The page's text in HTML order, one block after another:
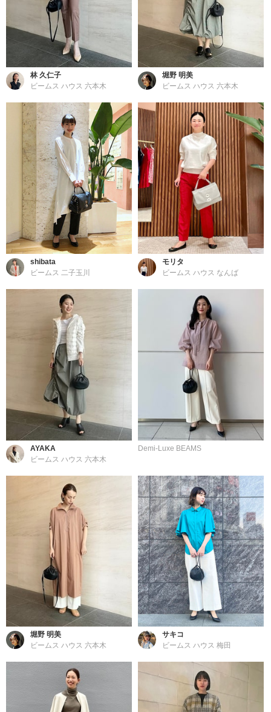
林 久仁子
ビームス ハウス 六本木
堀野 明美
ビームス ハウス 六本木
shibata
ビームス 二子玉川
モリタ
ビームス ハウス なんば
AYAKA
ビームス ハウス 六本木
Demi-Luxe BEAMS
堀野 明美
ビームス ハウス 六本木
サキコ
ビームス ハウス 梅田